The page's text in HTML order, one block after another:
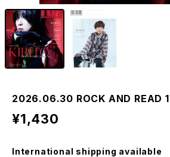
2026.06.30 ROCK AND READ
¥1,430
International shipping available